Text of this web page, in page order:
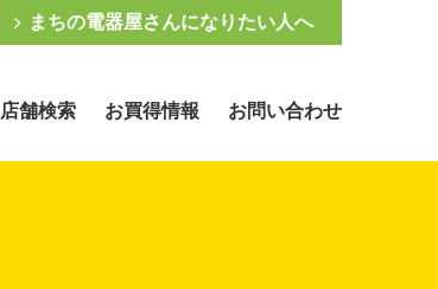
店舗検索 お買得情報 お問い合わせ
まちの電器屋さんになりたい人へ